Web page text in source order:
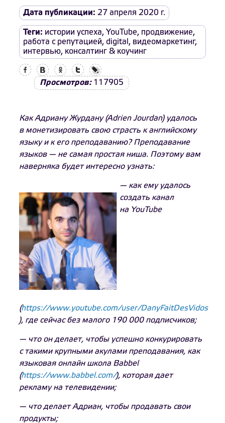
Дата публикации: 27 апреля 2020 г.
Теги: истории успеха, YouTube, продвижение,
работа с репутацией, digital, видеомаркетинг,
интервью, консалтинг & коучинг
Просмотров:117905
Как Адриану Журдану (Adrien Jourdan) удалось
в монетизировать свою страсть к английскому
языку и к его преподаванию? Преподавание
языков — не самая простая ниша. Поэтому вам
наверняка будет интересно узнать:
— как ему удалось
создать канал
на YouTube
(https://www.youtube.com/user/DanyFaitDesVidos
), где сейчас без малого 190 000 подписчиков;
— что он делает, чтобы успешно конкурировать
с такими крупными акулами преподавания, как
языковая онлайн школа Babbel
(https://www.babbel.com/), которая дает
рекламу на телевидении;
— что делает Адриан, чтобы продавать свои
продукты;